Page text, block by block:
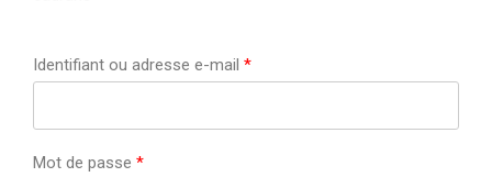
Identifiant ou adresse e-mail *
Mot de passe *